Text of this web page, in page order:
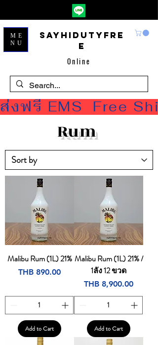
Sayhidutyfre
e
Online
ME
NU
ส่งฟรี EMS  Free
Rum
Malibu Rum (1L) 21%
Price
THB 890.00
Add to Cart
Malibu Rum (1L) 21% /
1ลัง 12 ขวด
Price
THB 8,900.00
Add to Cart